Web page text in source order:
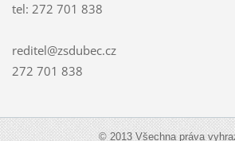
tel: 272 701 838
reditel@zsdubec.cz
272 701 838
© 2013 Všechna práva